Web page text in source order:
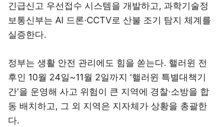
긴급신고 우선접수 시스템을 개발하고, 과학기술정
보통신부는 AI 드론·CCTV로 산불 조기 탐지 체계를
실증한다.
정부는 생활 안전 관리에도 힘을 쏟는다. 핼러윈 전
후인 10월 24일~11월 2일까지 '핼러윈 특별대책기
간'을 운영해 사고 위험이 큰 지역에 경찰·소방을 합
동 배치하고, 그 외 지역은 지자체가 상황을 총괄한
다.